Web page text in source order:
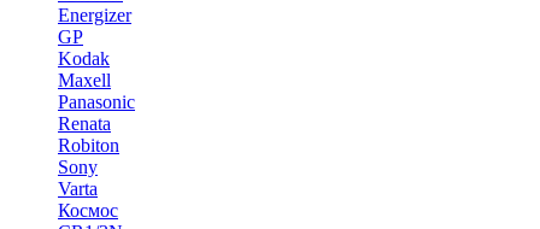
Energizer
GP
Kodak
Maxell
Panasonic
Renata
Robiton
Sony
Varta
Космос